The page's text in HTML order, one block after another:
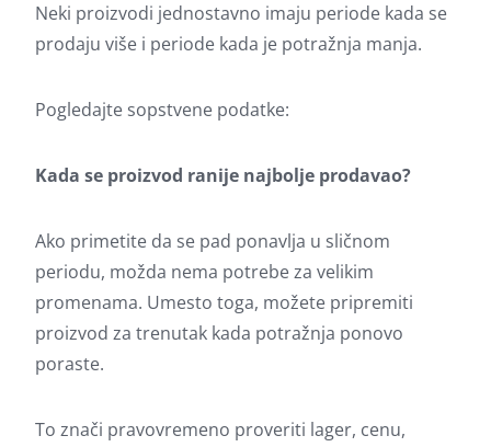
Neki proizvodi jednostavno imaju periode kada se
prodaju više i periode kada je potražnja manja.
Pogledajte sopstvene podatke:
Kada se proizvod ranije najbolje prodavao?
Ako primetite da se pad ponavlja u sličnom
periodu, možda nema potrebe za velikim
promenama. Umesto toga, možete pripremiti
proizvod za trenutak kada potražnja ponovo
poraste.
To znači pravovremeno proveriti lager, cenu,